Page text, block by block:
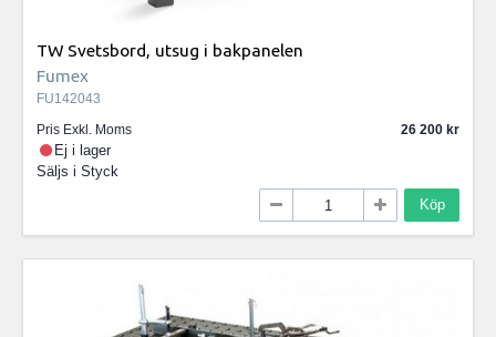
TW Svetsbord, utsug i bakpanelen
Fumex
FU142043
Pris Exkl. Moms
26 200
Ej i lager
Säljs i Styck
Köp